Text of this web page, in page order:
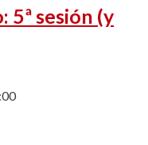
5ª sesión (y